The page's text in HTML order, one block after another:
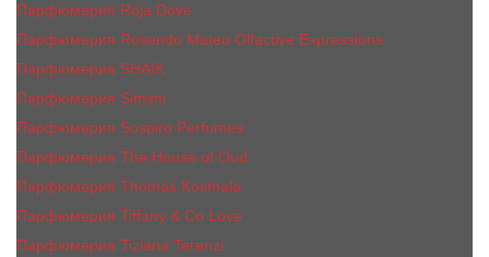
Парфюмерия Roja Dove
Парфюмерия Rosendo Mateu Olfactive Expressions
Парфюмерия SHAIK
Парфюмерия Simimi
Парфюмерия Sospiro Perfumes
Парфюмерия The House of Oud
Парфюмерия Thomas Kosmala
Парфюмерия Tiffany & Co Love
Парфюмерия Tiziana Terenzi